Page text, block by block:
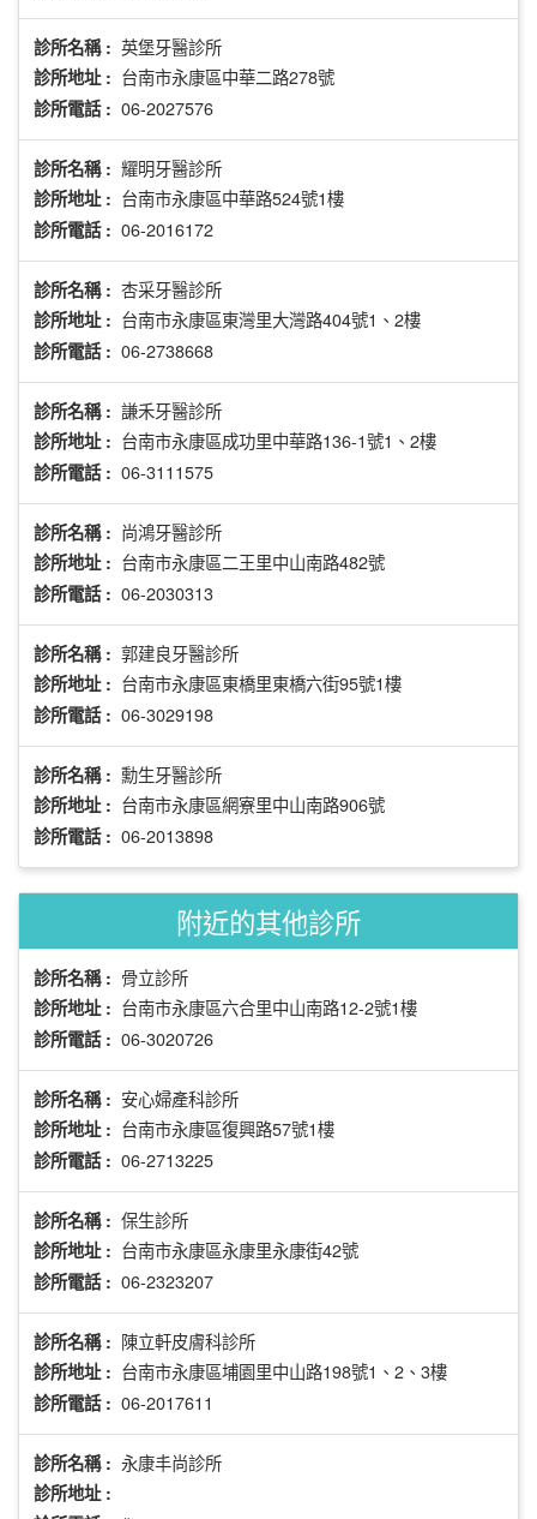
診所名稱 : 英堡牙醫診所
診所地址 : 台南市永康區中華二路278號
診所電話 : 06-2027576
診所名稱 : 耀明牙醫診所
診所地址 : 台南市永康區中華路524號1樓
診所電話 : 06-2016172
診所名稱 : 杏采牙醫診所
診所地址 : 台南市永康區東灣里大灣路404號1、2樓
診所電話 : 06-2738668
診所名稱 : 謙禾牙醫診所
診所地址 : 台南市永康區成功里中華路136-1號1、2樓
診所電話 : 06-3111575
診所名稱 : 尚鴻牙醫診所
診所地址 : 台南市永康區二王里中山南路482號
診所電話 : 06-2030313
診所名稱 : 郭建良牙醫診所
診所地址 : 台南市永康區東橋里東橋六街95號1樓
診所電話 : 06-3029198
診所名稱 : 勳生牙醫診所
診所地址 : 台南市永康區網寮里中山南路906號
診所電話 : 06-2013898
附近的其他診所
診所名稱 : 骨立診所
診所地址 : 台南市永康區六合里中山南路12-2號1樓
診所電話 : 06-3020726
診所名稱 : 安心婦產科診所
診所地址 : 台南市永康區復興路57號1樓
診所電話 : 06-2713225
診所名稱 : 保生診所
診所地址 : 台南市永康區永康里永康街42號
診所電話 : 06-2323207
診所名稱 : 陳立軒皮膚科診所
診所地址 : 台南市永康區埔園里中山路198號1、2、3樓
診所電話 : 06-2017611
診所名稱 : 永康丰尚診所
診所地址 :